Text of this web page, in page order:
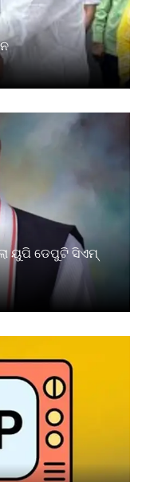
ୟୁପି ଡେପୁଟି ସିଏମ୍